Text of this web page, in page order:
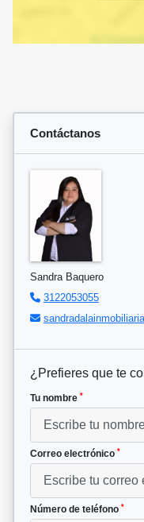
Contáctanos
Sandra Baquero
3122053055
¿Prefieres que te
Tu nombre *
Correo electrónico *
Número de teléfono *